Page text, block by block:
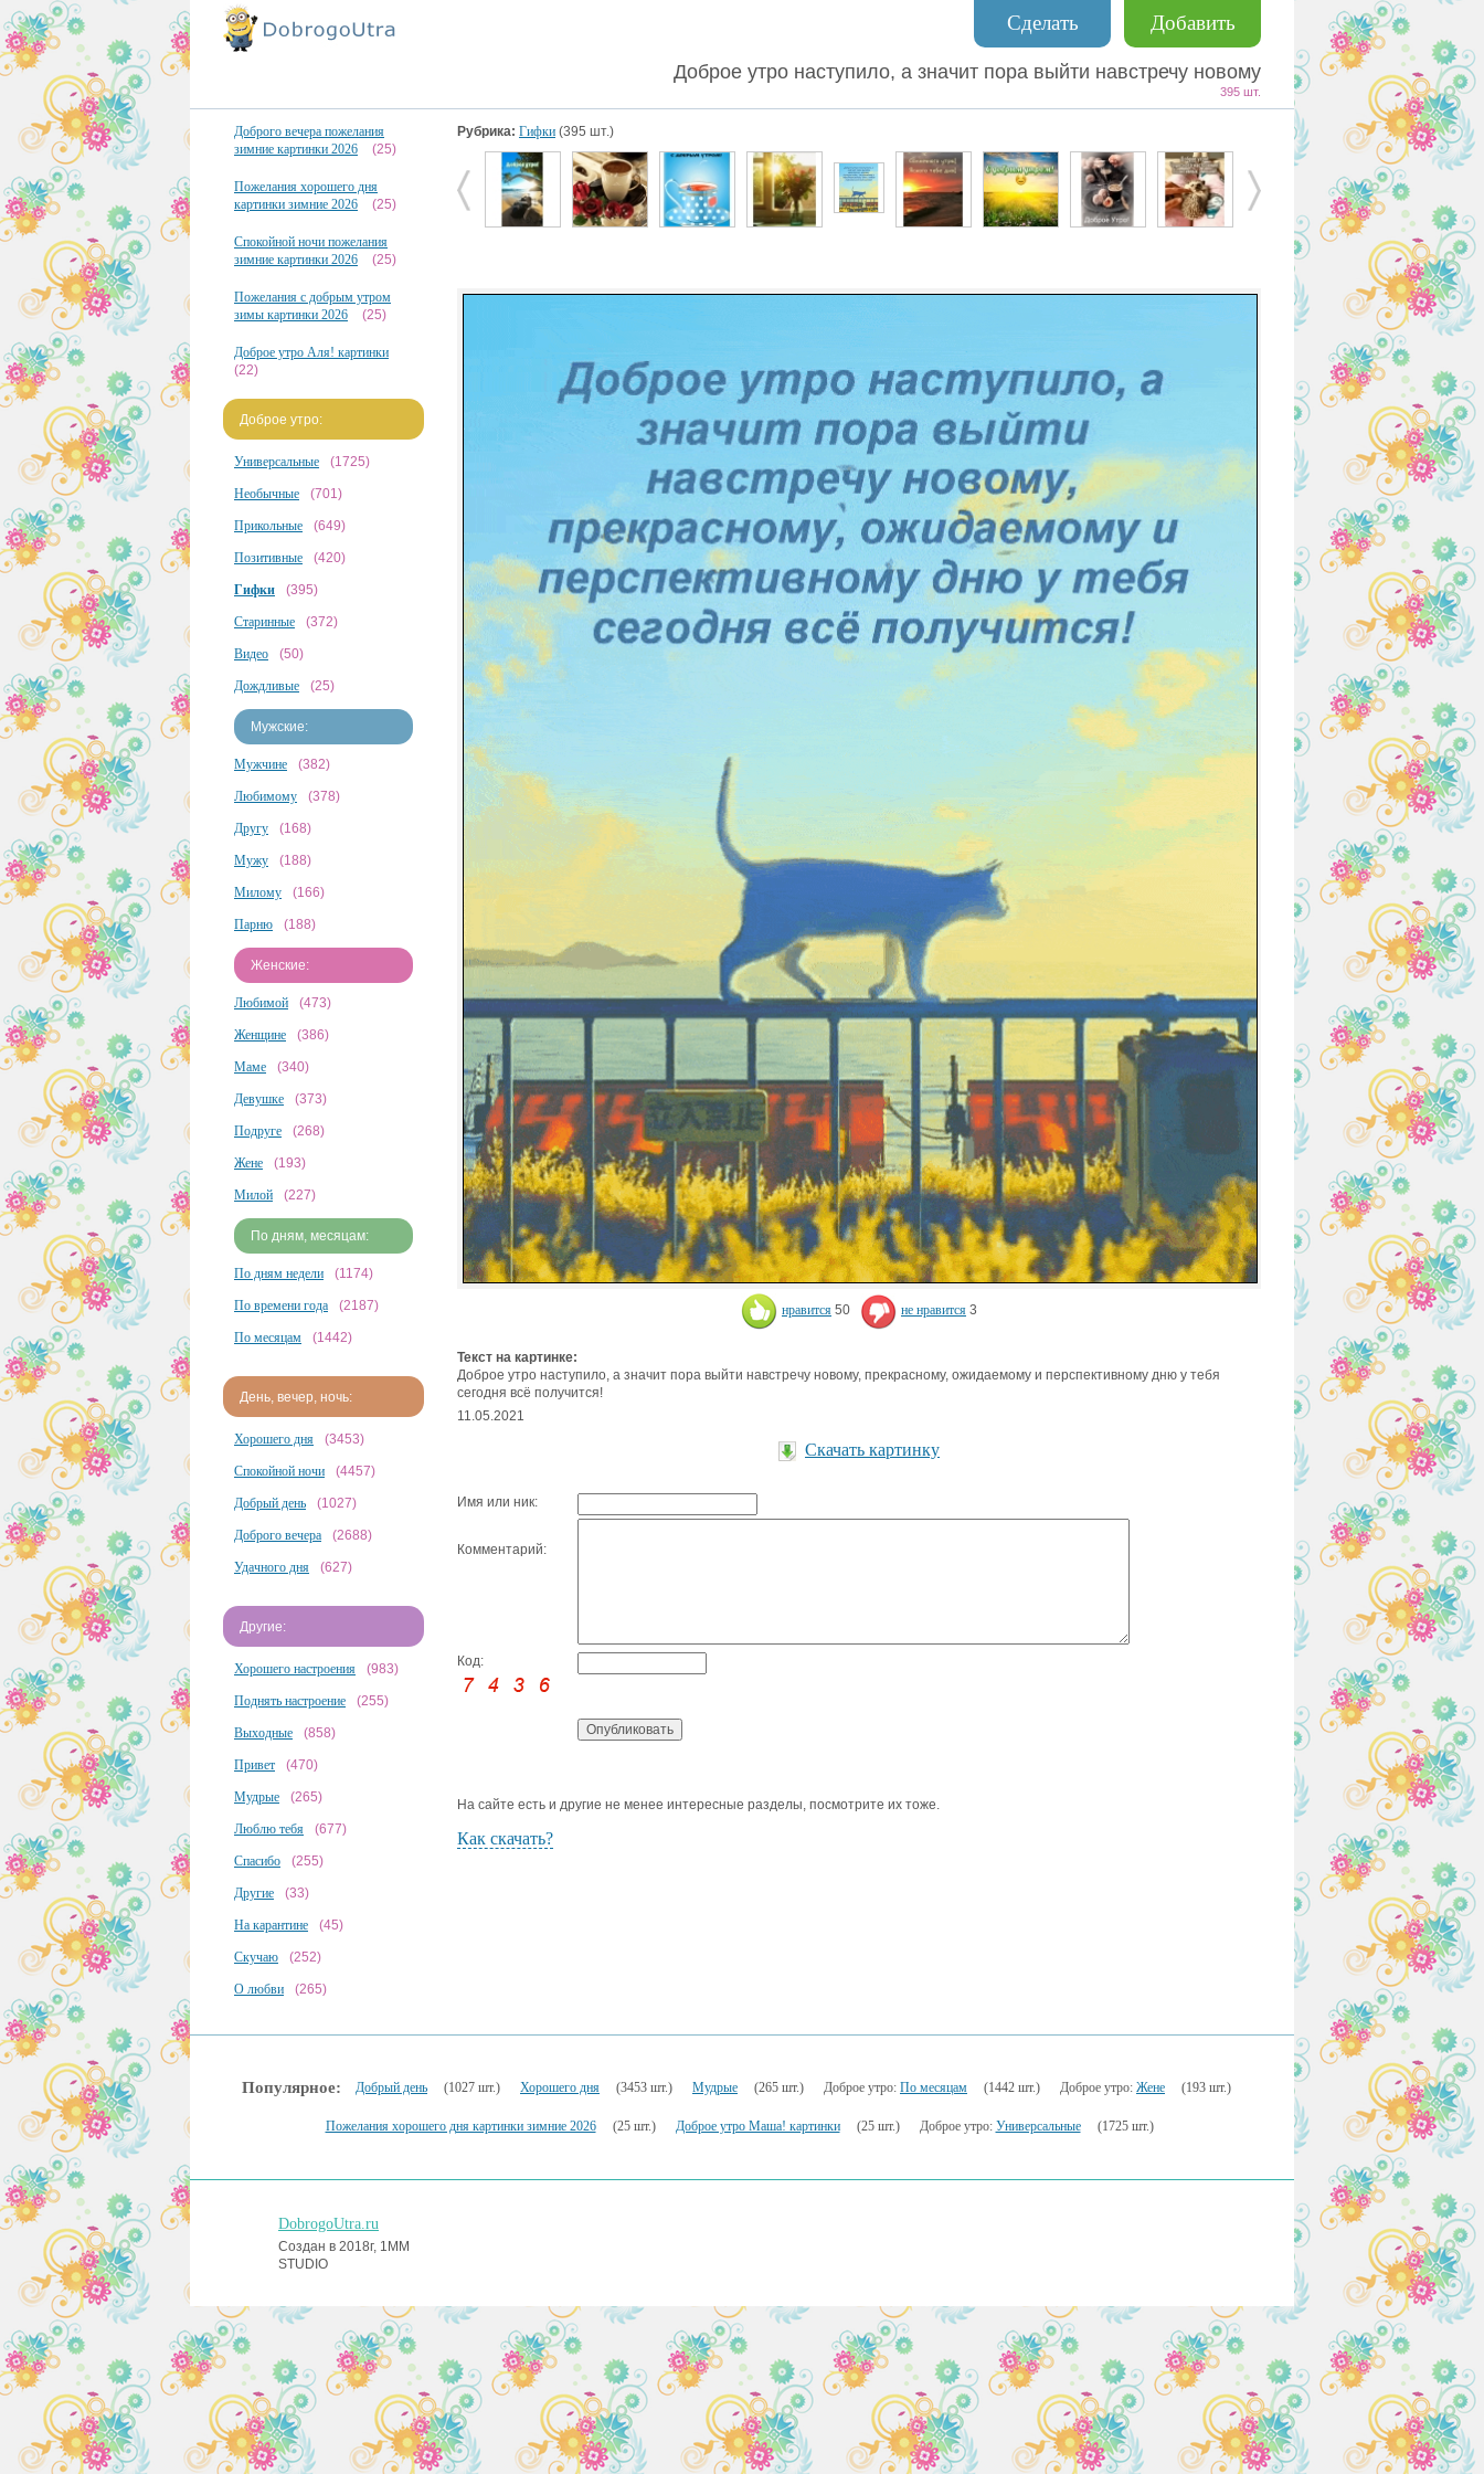
Добавить
Сделать
Доброе утро наступило, а значит пора выйти навстречу новому
395 шт.
Доброго вечера пожелания
зимние картинки 2026
(25)
Пожелания хорошего дня
картинки зимние 2026
(25)
Спокойной ночи пожелания
зимние картинки 2026
(25)
Пожелания с добрым утром
зимы картинки 2026
(25)
Доброе утро Аля! картинки
(22)
Доброе утро:
Универсальные (1725)
Необычные (701)
Прикольные (649)
Позитивные (420)
Гифки (395)
Старинные (372)
Видео (50)
Дождливые (25)
Мужские:
Мужчине (382)
Любимому (378)
Другу (168)
Мужу (188)
Милому (166)
Парню (188)
Женские:
Любимой (473)
Женщине (386)
Маме (340)
Девушке (373)
Подруге (268)
Жене (193)
Милой (227)
По дням, месяцам:
По дням недели (1174)
По времени года (2187)
По месяцам (1442)
День, вечер, ночь:
Хорошего дня (3453)
Спокойной ночи (4457)
Добрый день (1027)
Доброго вечера (2688)
Удачного дня (627)
Другие:
Хорошего настроения (983)
Поднять настроение (255)
Выходные (858)
Привет (470)
Мудрые (265)
Люблю тебя (677)
Спасибо (255)
Другие (33)
На карантине (45)
Скучаю (252)
О любви (265)
Рубрика: Гифки (395 шт.)
нравится 50 не нравится 3
Текст на картинке:
Доброе утро наступило, а значит пора выйти навстречу новому, прекрасному, ожидаемому и перспективному дню у тебя
сегодня всё получится!
11.05.2021
Скачать картинку
Имя или ник:
Комментарий:
Код:
На сайте есть и другие не менее интересные разделы, посмотрите их тоже.
Как скачать?
Популярное: Добрый день (1027 шт.) Хорошего дня (3453 шт.) Мудрые (265 шт.) Доброе утро: По месяцам (1442 шт.) Доброе утро: Жене (193 шт.)
Пожелания хорошего дня картинки зимние 2026 (25 шт.) Доброе утро Маша! картинки (25 шт.) Доброе утро: Универсальные (1725 шт.)
DobrogoUtra.ru
Создан в 2018г, 1MM
STUDIO